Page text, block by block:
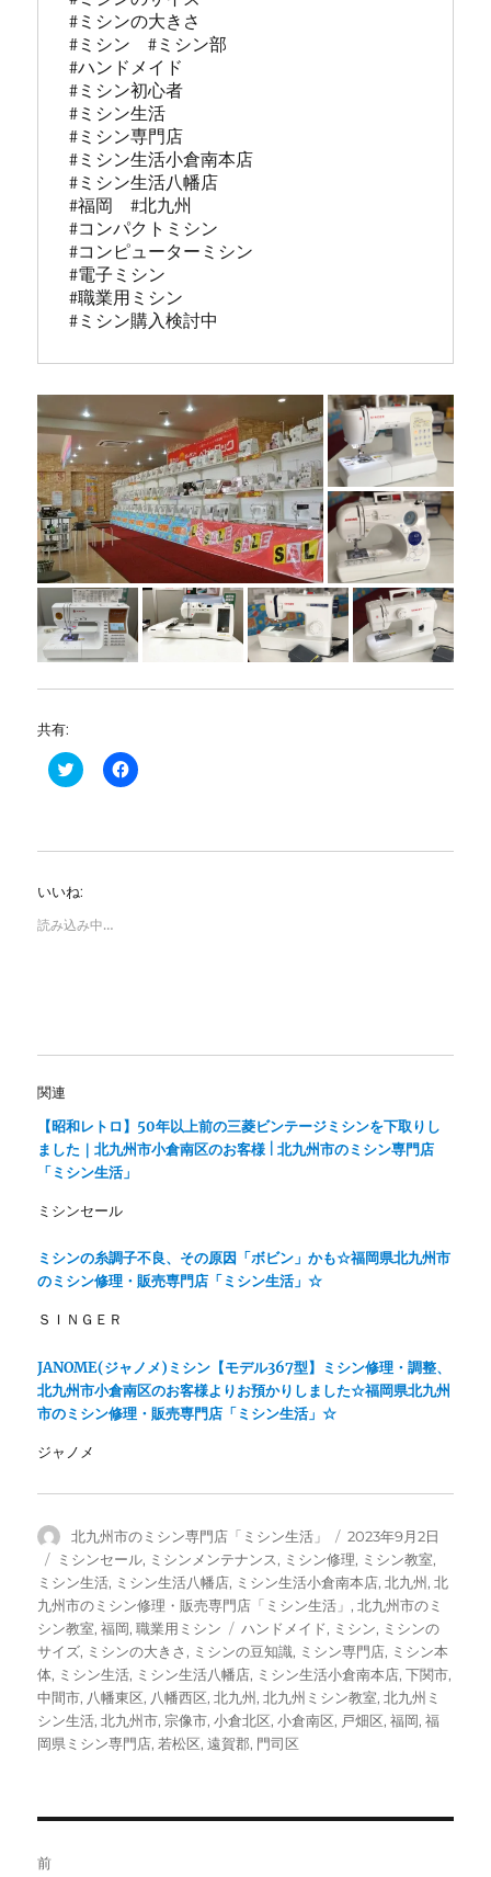
#ミシンの大きさ
#ミシン　#ミシン部
#ハンドメイド
#ミシン初心者
#ミシン生活
#ミシン専門店
#ミシン生活小倉南本店
#ミシン生活八幡店
#福岡　#北九州
#コンパクトミシン
#コンピューターミシン
#電子ミシン
#職業用ミシン
#ミシン購入検討中
共有:
ク
リ
T
t
e
r
ウ
で
開
き
ま
す
F
a
o
て
新
し
で
開
き
ま
いいね:
読み込み中…
関連
【昭和レトロ】50年以上前の三菱ビンテージミシンを下取りし
ました｜北九州市小倉南区のお客様 | 北九州市のミシン専門店
「ミシン生活」
ミシンセール
ミシンの糸調子不良、その原因「ボビン」かも☆福岡県北九州市
のミシン修理・販売専門店「ミシン生活」☆
ＳＩＮＧＥＲ
JANOME(ジャノメ)ミシン【モデル367型】ミシン修理・調整、
北九州市小倉南区のお客様よりお預かりしました☆福岡県北九州
市のミシン修理・販売専門店「ミシン生活」☆
ジャノメ
投
稿
者
北九州市のミシン専門店「ミシン生活」
投
稿
日:
2023年9月2日
カ
テ
ゴ
リ
ー
ミシンセール, ミシンメンテナンス, ミシン修理, ミシン教室,
ミシン生活, ミシン生活八幡店, ミシン生活小倉南本店,北九州,北
九州市のミシン修理・販売専門店「ミシン生活」,北九州市のミ
シン教室,福岡,職業用ミシン
タ
グ
ハンドメイド, ミシン, ミシンの
サイズ, ミシンの大きさ, ミシンの豆知識, ミシン専門店, ミシン本
体, ミシン生活, ミシン生活八幡店, ミシン生活小倉南本店,下関市,
中間市, 八幡東区, 八幡西区,北九州,北九州ミシン教室,北九州ミ
シン生活,北九州市,宗像市,小倉北区,小倉南区, 戸畑区,福岡,福
岡県ミシン専門店,若松区,遠賀郡, 門司区
前